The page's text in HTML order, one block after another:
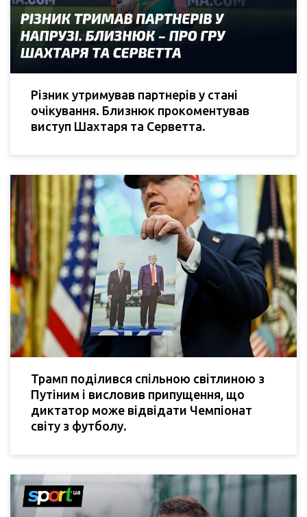
Різник утримував партнерів у стані
очікування. Близнюк прокоментував
виступ Шахтаря та Серветта.
Трамп поділився спільною світлиною з
Путіним і висловив припущення, що
диктатор може відвідати Чемпіонат
світу з футболу.